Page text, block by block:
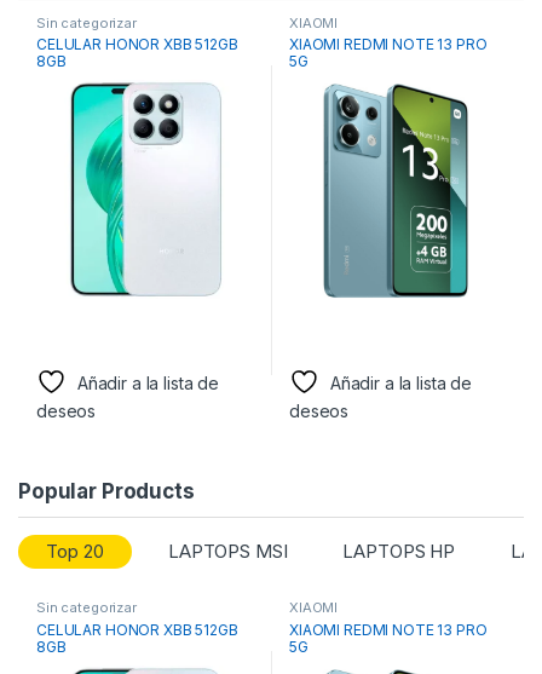
Sin categorizar
CELULAR HONOR XBB 512GB
8GB
Añadir a la lista de
deseos
XIAOMI
XIAOMI REDMI NOTE 13 PRO
5G
Añadir a la lista de
deseos
Popular Products
Top 20 LAPTOPS MSI LAPTOPS HP
Sin categorizar
CELULAR HONOR XBB 512GB
8GB
XIAOMI
XIAOMI REDMI NOTE 13 PRO
5G